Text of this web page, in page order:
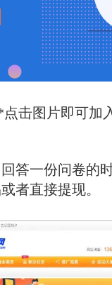
点击图片即可加
答一份问卷的
者直接提现。